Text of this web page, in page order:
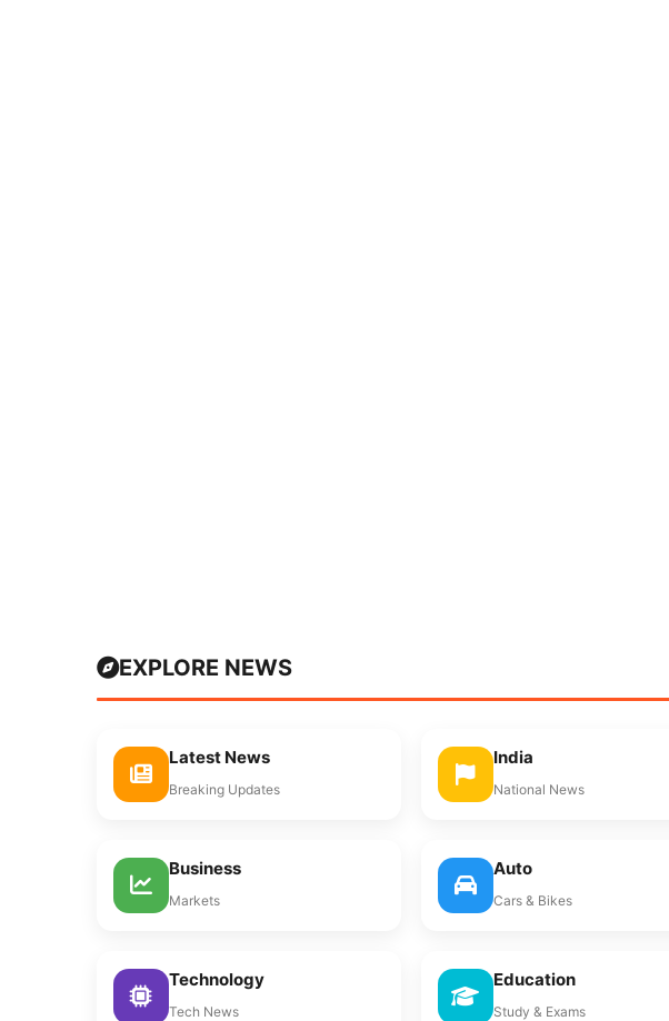
EXPLORE NEWS
Latest News
Breaking Updates
India
National News
Business
Markets
Auto
Cars & Bikes
Technology
Tech News
Education
Study & Exams